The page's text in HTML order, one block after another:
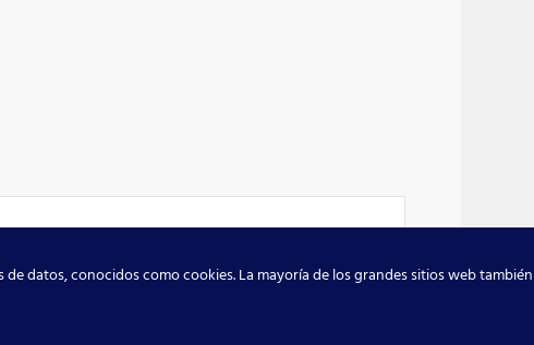
datos, conocidos como cookies. La mayoría de los grandes sitios web